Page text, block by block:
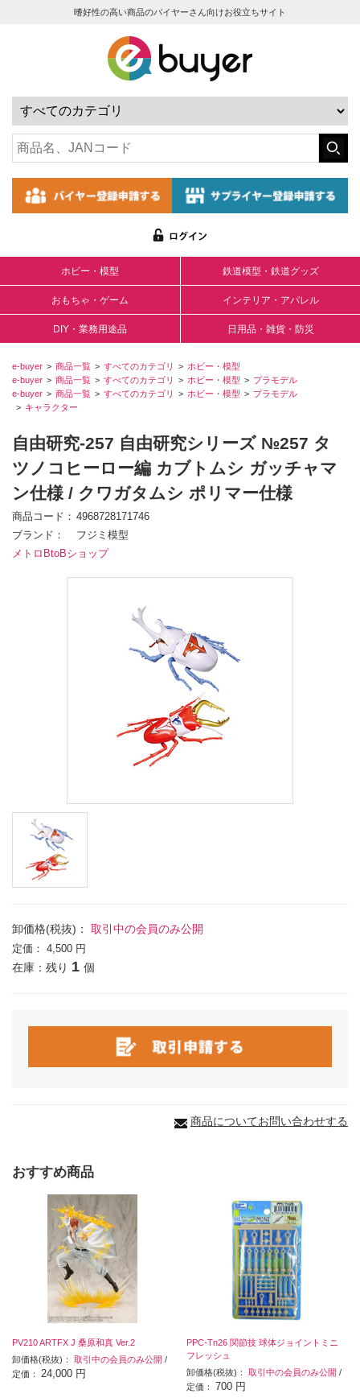
嗜好性の高い商品のバイヤーさん向けお役立ちサイト
ホビー・模型 鉄道模型・鉄道グッズ
おもちゃ・ゲーム インテリア・アパレル
DIY・業務用途品 日用品・雑貨・防災
e-buyer 商品一覧 すべてのカテゴリ
ホビー・模型
e-buyer
商品一覧 すべてのカテゴリ ホビー・模型
プラモデル
e-buyer
商品一覧 すべてのカテゴリ ホビー・模型
プラモデル
キャラクター
自由研究-257 自由研究シリーズ №257 タ
ツノコヒーロー編 カブトムシ ガッチャマ
ン仕様 / クワガタムシ ポリマー仕様
商品コード
4968728171746
ブランド
フジミ模型
メトロBtoBショップ
卸価格(税抜)： 取引中の会員のみ公開
定価： 4,500 円
在庫：残り 1 個
商品についてお問い合わせする
おすすめ商品
PV210 ARTFX J 桑原和真 Ver.2
卸価格(税抜)： 取引中の会員のみ公開 /
定価： 24,000 円
PPC-Tn26 関節技 球体ジョイントミニ
フレッシュ
卸価格(税抜)：取引中の会員のみ公開 /
定価： 700 円